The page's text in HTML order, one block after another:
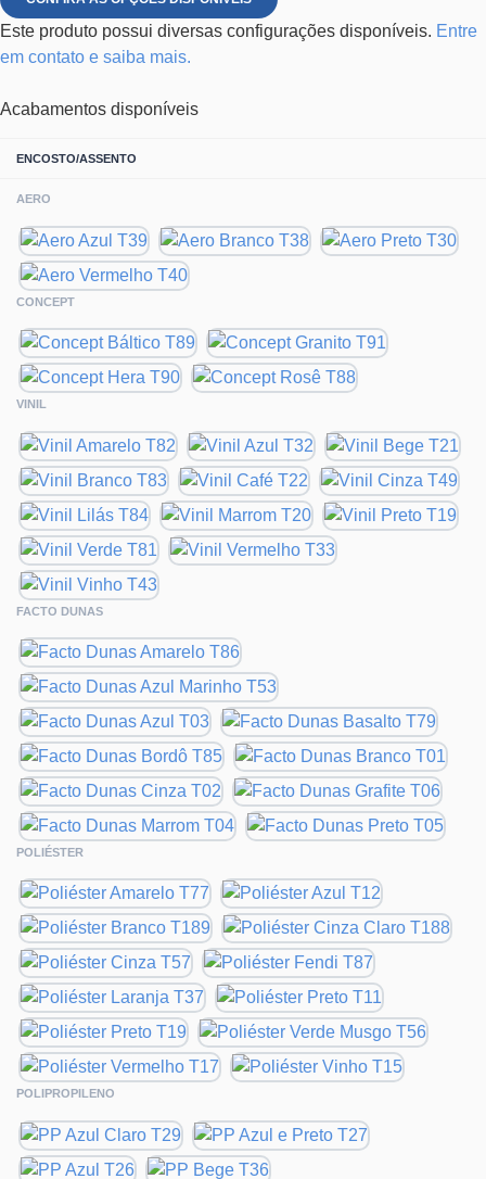
Este produto possui diversas configurações disponíveis. Entre
em contato e saiba mais.
Acabamentos disponíveis
ENCOSTO/ASSENTO
AERO
CONCEPT
VINIL
FACTO DUNAS
POLIÉSTER
POLIPROPILENO